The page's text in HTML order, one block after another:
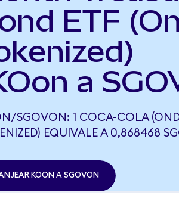
ETF
a
SGOVON: 1 COCA-COLA
EQUIVALE A 0,868468
KOON A SGOVON